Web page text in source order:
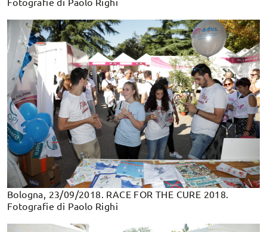
Bologna, 23/09/2018. RACE FOR THE CURE 2018.
Fotografie di Paolo Righi